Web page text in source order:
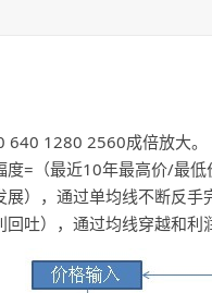
1280 2560成倍放大。
=（最近10年最高价/最低
），通过单均线不断反手
吐），通过均线穿越和利